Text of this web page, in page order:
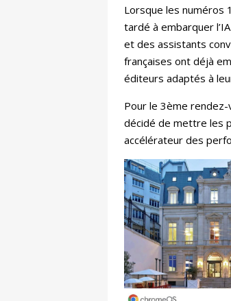
Lorsque les numéros
tardé à embarquer
et des assistants
françaises ont déjà
éditeurs adaptés à
Pour le 3ème rendez-
décidé de mettre les
accélérateur des